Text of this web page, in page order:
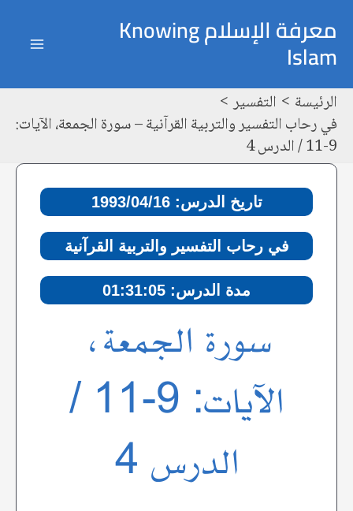
إلى
المحتوى
معرفة الإسلام Knowing
Islam
الرئيسة
التفسير
في رحاب التفسير والتربية القرآنية – سورة الجمعة، الآيات:
9-11 / الدرس 4
تاريخ الدرس: 1993/04/16
في رحاب التفسير والتربية القرآنية
مدة الدرس: 01:31:05
سورة الجمعة،
الآيات: 9-11 /
الدرس 4
navigation